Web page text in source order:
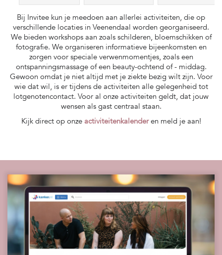
Bij Invitee kun je meedoen aan allerlei activiteiten, die op
verschillende locaties in Veenendaal worden georganiseerd.
We bieden workshops aan zoals schilderen, bloemschikken of
fotografie. We organiseren informatieve bijeenkomsten en
zorgen voor speciale verwenmomentjes, zoals een
ontspanningsmassage of een beauty-ochtend of - middag.
Gewoon omdat je niet altijd met je ziekte bezig wilt zijn. Voor
wie dat wil, is er tijdens de activiteiten alle gelegenheid tot
lotgenotencontact. Voor al onze activiteiten geldt, dat jouw
wensen als gast centraal staan.
Kijk direct op onze activiteitenkalenderen meld je aan!